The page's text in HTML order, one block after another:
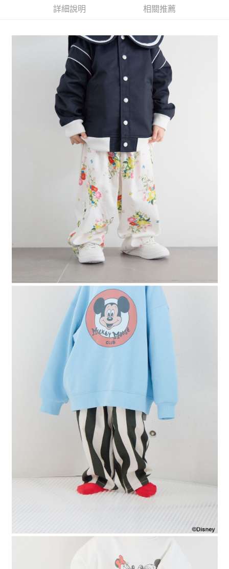
3.實際核准額度、可分期數及費用金額請依後續交易確認頁面所載為準。
4.訂單成立30分鐘內，如未前往確認交易或遇審核未通過，訂單將自動取
1.分期款項不併入電信帳單，「大哥付你分期」於每月結算日後寄送繳費提
2.透過簡訊連結打開帳單後，可選擇「超商條碼／台灣大直營門市／銀行轉
帳／街口支付／iPASS MONEY」等通路繳費。
1.本服務係由「台灣大哥大股份有限公司」（以下簡稱本公司）所提供，讓
用戶於交易時，得透過本服務購買商品或服務，並由商店將買賣／分期付款
買賣價金債權讓與本公司後，依約使用本公司帳單繳交帳款。
2.基於同意付款使用「大哥付你分期」之契約關係目的，商店將以您的個人
資料（包含姓名、電話或地址）提供予台灣大哥大進項蒐集、處理及利用，
由本公司與您本人進行分期帳單所需資料之確認、核對及更正。
3.完整用戶服務條款，請詳閱以下連結： https://oppay.tw/userRule
３．安心：先確認商品／服務後，再付款。
【「AFTEE先享後付」結帳流程】
１．於結帳方式選擇「AFTEE先享後付」後，將跳轉至「AFTEE先享後付」
結帳頁面，進行簡訊認證並確認金額後，即可完成結帳。
２．訂單成立數日內，您將收到繳費通知簡訊。
３．收到繳費通知簡訊後14天內，點擊此簡訊中的連結，可透過四大超商／
ATM／網路銀行／等多元方式進行付款，方視為交易完成。
※ 請注意：結帳手續完成當下不需立刻繳費，但若您需要取消訂單，請聯絡
購買商品的店家。未經商家同意取消之訂單仍視為有效，需透過AFTEE先享
後付繳納相關費用。
※ 交易是否成功請以「AFTEE先享後付 」之結帳頁面顯示為準，若有關於
是否繳費成功／繳費後需取消欲退款等相關疑問，請聯繫「AFTEE先享後付
https://netprotections.freshdesk.com/support/home
１．透過由恩沛科技股份有限公司提供之「AFTEE先享後付」服務完成之交
易，需依本服務之必要範圍內提供個人資料，並將交易相關給付款項請求債
權轉讓予恩沛科技股份有限公司。
２．關於個人資料處理事宜，請瀏覽以下網址：https://aftee.tw/terms/#terms3
３．未成年的使用者請事先徵得法定代理人或監護人之同意方可使用
「AFTEE先享後付」，若未經同意申辦者引起之損失，本公司不負相關責
４．使用「AFTEE先享後付」時，將依據個別帳號之用戶狀況，依本公司即
時審查核予不同之上限額度；若仍有額度不足之情形，本公司將視審查結果
請求用戶進行身份認證。
５．嚴禁一人註冊多個帳號或使用他人資訊註冊。若發現惡意使用之情形，
恩沛科技股份有限公司將有權停止該用戶之使用額度並採取法律行動。
每筆NT$80，滿NT$888(含以上)免運費
每筆NT$80，滿NT$888(含以上)免運費
每筆NT$80，滿NT$1,500(含以上)免運費
付款後 7-11取貨
每筆NT$80，滿NT$1,500(含以上)免運費
每筆NT$80，滿NT$1,500(含以上)免運費
詳細說明 相關推薦